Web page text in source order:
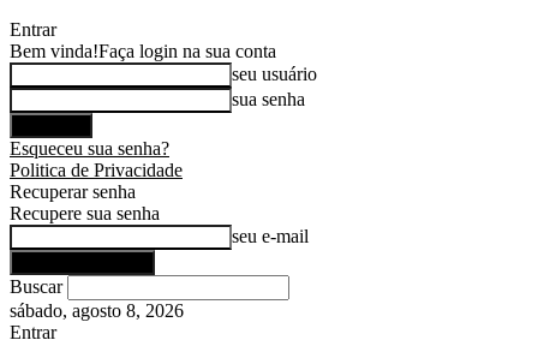
Entrar
Bem vinda!Faça login na sua conta
seu usuário
sua senha
Esqueceu sua senha?
Politica de Privacidade
Recuperar senha
Recupere sua senha
seu e-mail
Buscar
sábado, agosto 8, 2026
Entrar